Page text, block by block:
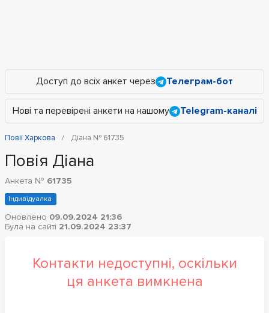
Доступ до всіх анкет через Телеграм-бот
Нові та перевірені анкети на нашому Telegram-каналі
Повії Харкова Діана № 61735
Повія Діана
Анкета № 61735
Індивідуалка
Оновлено 09.09.2024 21:36
Була на сайті 21.09.2024 23:37
Контакти недоступні, оскільки
ця анкета вимкнена